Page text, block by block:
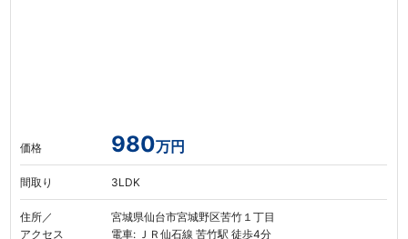
価格 980万円
間取り 3LDK
住所／
アクセス
宮城県仙台市宮城野区苦竹１丁目
電車: ＪＲ仙石線 苦竹駅 徒歩4分